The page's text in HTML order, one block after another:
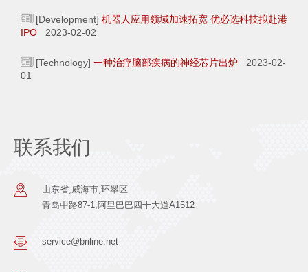
[Development] 机器人应用领域加速拓宽 优必选科技拟赴港
IPO 2023-02-02
[Technology] 一种治疗脑部疾病的神经芯片出炉 2023-02-
01
联系我们
山东省,威海市,环翠区
青岛中路87-1,阿里巴巴四十大道A1512
service@briline.net